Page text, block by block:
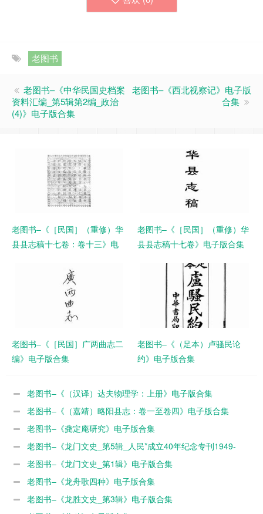
老图书
老图书–《中华民国史档案
资料汇编_第5辑第2编_政治
(4)》电子版合集
老图书–《西北视察记》电子版
合集
老图书–《［民国］（重修）华
县县志稿十七卷：卷十三》电
老图书–《［民国］（重修）华
县县志稿十七卷》电子版合集
老图书–《［民国］广两曲志二
编》电子版合集
老图书–《（足本）卢骚民论
约》电子版合集
老图书–《（汉译）达夫物理学：上册》电子版合集
老图书–《（嘉靖）略阳县志：卷一至卷四》电子版合集
老图书–《龚定庵研究》电子版合集
老图书–《龙门文史_第5辑_人民*成立40年纪念专刊1949-
1989》电子版合集
老图书–《龙门文史_第1辑》电子版合集
老图书–《龙舟歌四种》电子版合集
老图书–《龙胜文史_第3辑》电子版合集